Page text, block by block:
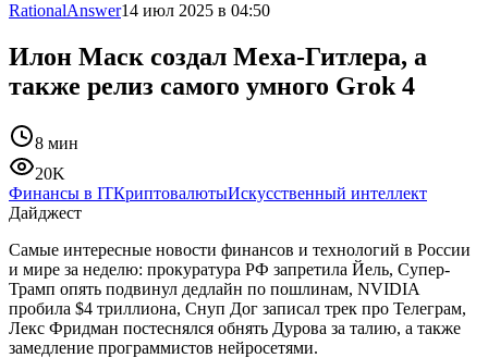
RationalAnswer14 июл 2025 в 04:50
Илон Маск создал Меха-Гитлера, а
также релиз самого умного Grok 4
8 мин
20K
Финансы в ITКриптовалютыИскусственный интеллект
Дайджест
Самые интересные новости финансов и технологий в России
и мире за неделю: прокуратура РФ запретила Йель, Супер-
Трамп опять подвинул дедлайн по пошлинам, NVIDIA
пробила $4 триллиона, Снуп Дог записал трек про Телеграм,
Лекс Фридман постеснялся обнять Дурова за талию, а также
замедление программистов нейросетями.